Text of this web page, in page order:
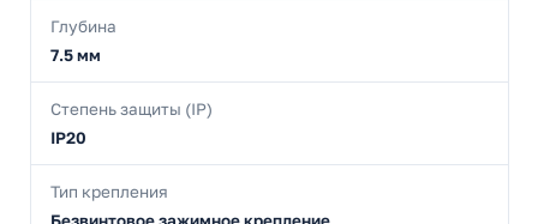
Глубина
7.5 мм
Степень защиты (IP)
IP20
Тип крепления